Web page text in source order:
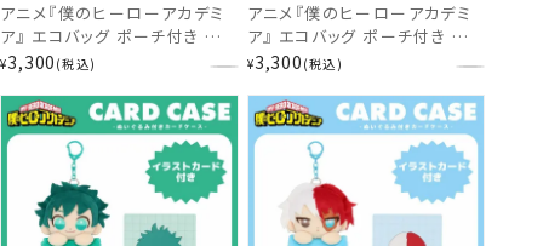
アニメ『僕のヒーローアカデミ
ア』 エコバッグ ポーチ付き ＜
緑谷出久・爆豪勝己・轟焦凍 ＞
¥3,300 税込
アニメ『僕のヒーローアカデミ
ア』 エコバッグ ポーチ付き ＜
エンデヴァー・ホークス ＞
¥3,300 税込